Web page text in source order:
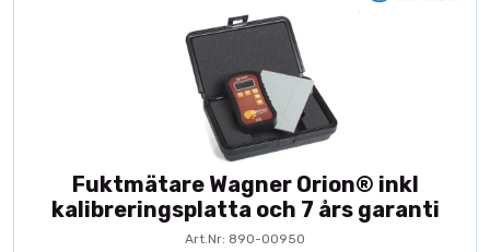
Fuktmätare Wagner Orion® inkl
kalibreringsplatta och 7 års garanti
Art.Nr: 890-00950